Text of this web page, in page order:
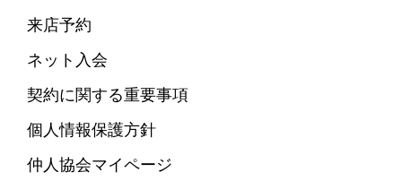
来店予約
ネット入会
契約に関する重要事項
個人情報保護方針
仲人協会マイページ